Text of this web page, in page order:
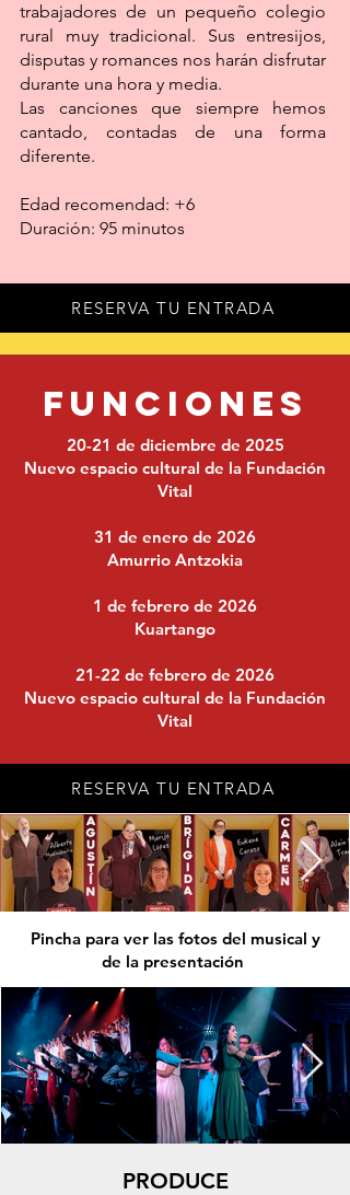
trabajadores de un pequeño colegio
rural muy tradicional. Sus entresijos,
disputas y romances nos harán disfrutar
durante una hora y media.
Las canciones que siempre hemos
cantado, contadas de una forma
diferente.
Edad recomendad: +6
Duración: 95 minutos
RESERVA TU ENTRADA
FUNCIONES
20-21 de diciembre de 2025
Nuevo espacio cultural de la Fundación
Vital
31 de enero de 2026
Amurrio Antzokia
1 de febrero de 2026
Kuartango
21-22 de febrero de 2026
Nuevo espacio cultural de la Fundación
Vital
RESERVA TU ENTRADA
Pincha para ver las fotos del musical y
de la presentación
PRODUCE